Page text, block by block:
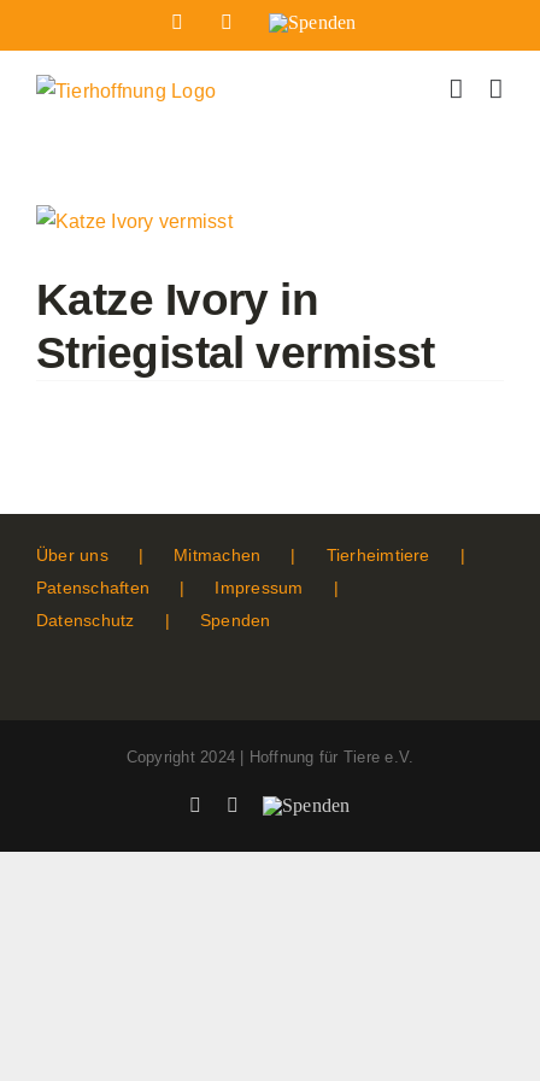
Inhalt
springen
FacebookInstagram
Spenden
Zeige
Bild
Katze Ivory in
Striegistal vermisst
Über uns Mitmachen
Tierheimtiere
Patenschaften
Impressum
Datenschutz
Spenden
Copyright 2024 | Hoffnung für Tiere e.V.
FacebookInstagram
Spenden